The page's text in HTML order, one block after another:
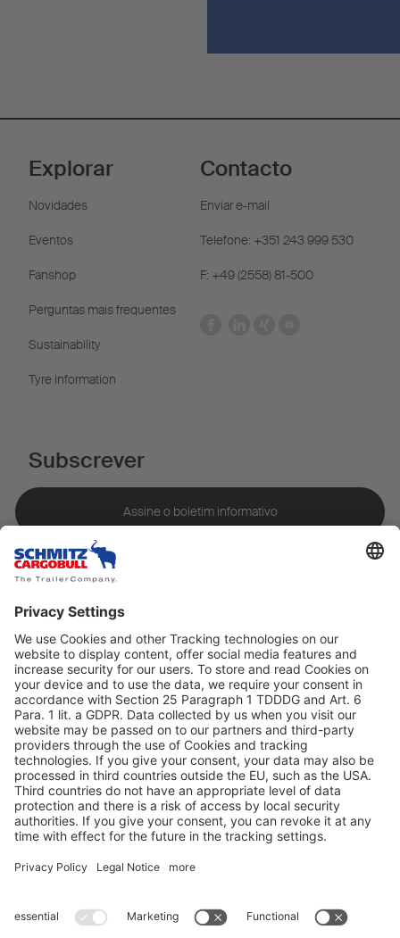
Explorar
Novidades
Eventos
Fanshop
Perguntas mais frequentes
Sustainability
Tyre information
Contacto
Enviar e-mail
Telefone: +351 243 999 530
F: +49 (2558) 81-500
Subscrever